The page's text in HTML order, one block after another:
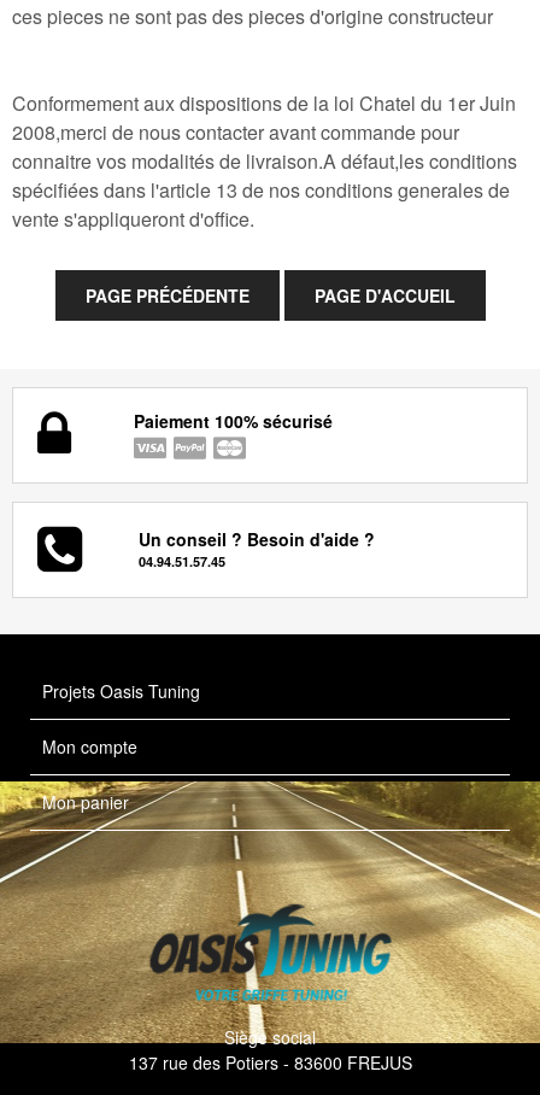
ces pieces ne sont pas des pieces d'origine constructeur
Conformement aux dispositions de la loi Chatel du 1er Juin
2008,merci de nous contacter avant commande pour
connaitre vos modalités de livraison.A défaut,les conditions
spécifiées dans l'article 13 de nos conditions generales de
vente s'appliqueront d'office.
Paiement 100% sécurisé
Un conseil ? Besoin d'aide ?
04.94.51.57.45
Projets Oasis Tuning
Mon compte
Mon panier
Siège social
137 rue des Potiers - 83600 FREJUS